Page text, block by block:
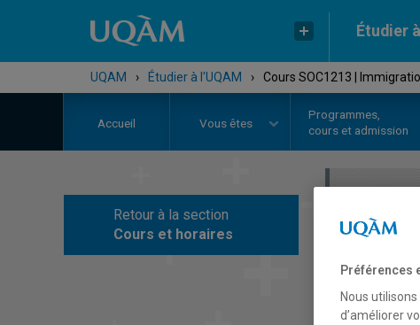
Étudier
UQAM › Étudier à l'UQAM › Cours SOC1213 |
Accueil Vous êtes
Programmes,
cours et admission
Retour à la section
Cours et horaires
Préférences
Nous
d’améliorer